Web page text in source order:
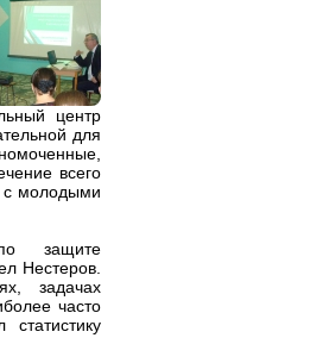
центр
для
всего
с молодыми
защите
Нестеров.
задачах
часто